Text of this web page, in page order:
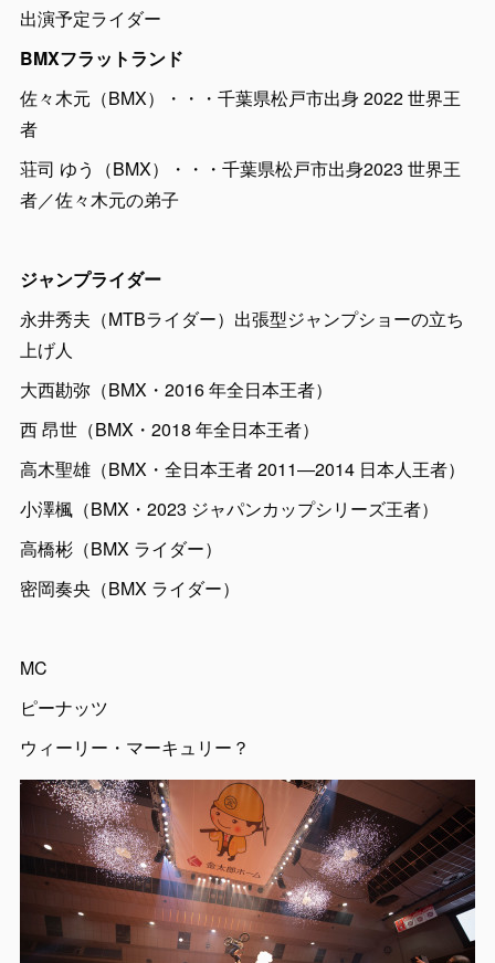
出演予定ライダー
BMXフラットランド
佐々木元（BMX）・・・千葉県松戸市出身 2022 世界王
者
荘司 ゆう（BMX）・・・千葉県松戸市出身2023 世界王
者／佐々木元の弟子
ジャンプライダー
永井秀夫（MTBライダー）出張型ジャンプショーの立ち
上げ人
大西勘弥（BMX・2016 年全日本王者）
西 昂世（BMX・2018 年全日本王者）
高木聖雄（BMX・全日本王者 2011―2014 日本人王者）
小澤楓（BMX・2023 ジャパンカップシリーズ王者）
高橋彬（BMX ライダー）
密岡奏央（BMX ライダー）
MC
ピーナッツ
ウィーリー・マーキュリー？